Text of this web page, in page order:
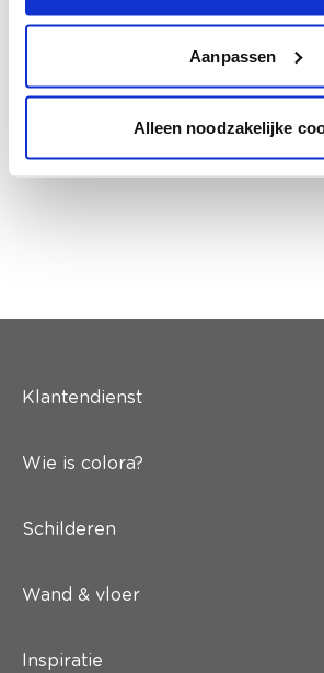
Aanpassen
Alleen noodzakelijke
Krijg kleuradvies op basis
en je meubels.
Krijg ineens een
Klantendienst
Wie is colora?
Schilderen
Wand & vloer
Inspiratie